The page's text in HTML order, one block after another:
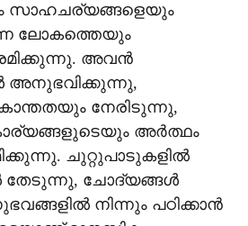
സാഹചര്യങ്ങളെയും
ലോകത്തെയും
അവന്‍
അനുഭവിക്കുന്നു,
നേരിടുന്നു,
അര്‍ത്ഥം
ചുറ്റുപാടുകളില്‍
ചോദ്യങ്ങള്‍
നിന്നും പഠിക്കാന്‍